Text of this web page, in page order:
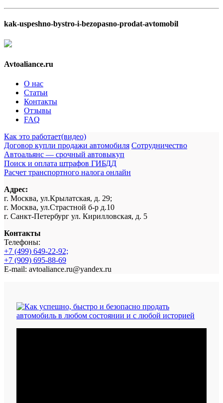
kak-uspeshno-bystro-i-bezopasno-prodat-avtomobil
Avtoaliance.ru
О нас
Статьи
Контакты
Отзывы
FAQ
Как это работает(видео)
Договор купли продажи автомобиля Сотрудничество
Автоальянс — срочный автовыкуп
Поиск и оплата штрафов ГИБДД
Расчет транспортного налога онлайн
Адрес:
г. Москва, ул.Крылатская, д. 29;
г. Москва, ул.Страстной б-р д.10
г. Санкт-Петербург ул. Кирилловская, д. 5
Контакты
Телефоны:
+7 (499) 649-22-92;
+7 (909) 695-88-69
E-mail: avtoaliance.ru@yandex.ru